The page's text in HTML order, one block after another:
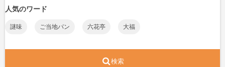
人気のワード
謎味 ご当地パン 六花亭 大福
検索